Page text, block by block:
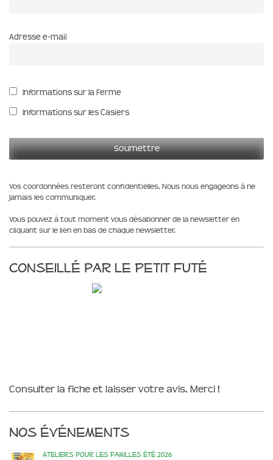
Adresse e-mail
Informations sur la Ferme
Informations sur les Casiers
Vos coordonnées resteront confidentielles. Nous nous engageons à ne
jamais les communiquer.
Vous pouvez à tout moment vous désabonner de la newsletter en
cliquant sur le lien en bas de chaque newsletter.
Conseillé par le Petit Futé
Consulter la fiche et laisser votre avis. Merci !
Nos événements
Ateliers pour les familles été 2026